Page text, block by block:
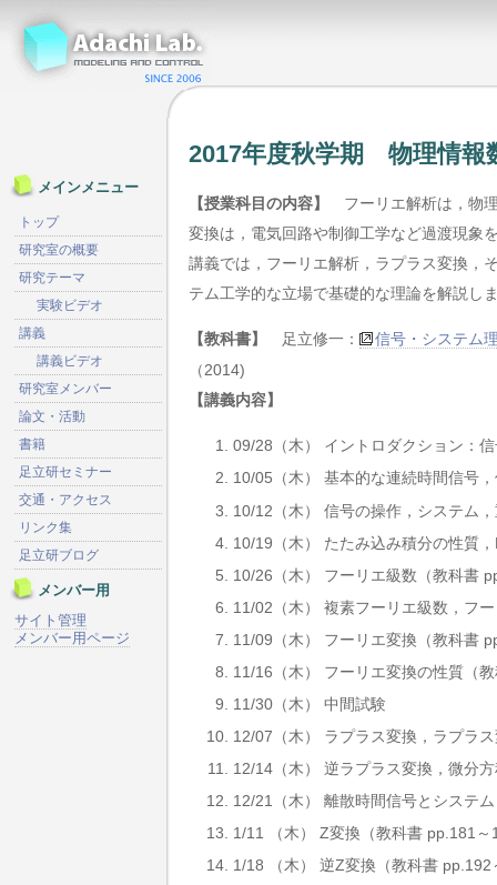
2017年度秋学期 物理情報
【授業科目の内容】 フーリエ解析は，物
変換は，電気回路や制御工学など過渡現象
講義では，フーリエ解析，ラプラス変換，
テム工学的な立場で基礎的な理論を解説し
【教科書】 足立修一：
信号・システム
（2014)
【講義内容】
09/28（木） イントロダクション：
10/05（木） 基本的な連続時間信号
10/12（木） 信号の操作，システム
10/19（木） たたみ込み積分の性質
10/26（木） フーリエ級数（教科書
11/02（木） 複素フーリエ級数，フ
11/09（木） フーリエ変換（教科書
11/16（木） フーリエ変換の性質（
11/30（木） 中間試験
12/07（木） ラプラス変換，ラプラ
12/14（木） 逆ラプラス変換，微分
12/21（木） 離散時間信号とシステ
1/11 （木） Z変換（教科書 pp.181
1/18 （木） 逆Z変換（教科書
メインメニュー
トップ
研究室の概要
研究テーマ
実験ビデオ
講義
講義ビデオ
研究室メンバー
論文・活動
書籍
足立研セミナー
交通・アクセス
リンク集
足立研ブログ
メンバー用
サイト管理
メンバー用ページ